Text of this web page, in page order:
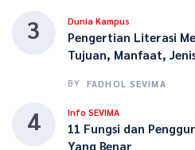
3 Dunia Kampus
Pengertian Literasi
Tujuan, Manfaat,
BY FADHOL SEVIMA
4 Info SEVIMA
11 Fungsi dan
Yang Benar